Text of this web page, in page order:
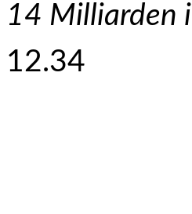
14 Milliarden
12.34